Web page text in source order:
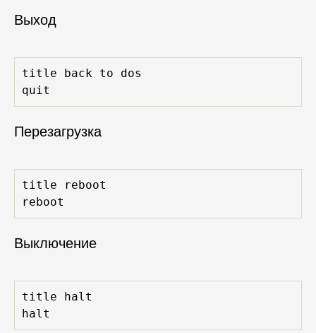
Выход
title back to dos
quit
Перезагрузка
title reboot
reboot
Выключение
title halt
halt